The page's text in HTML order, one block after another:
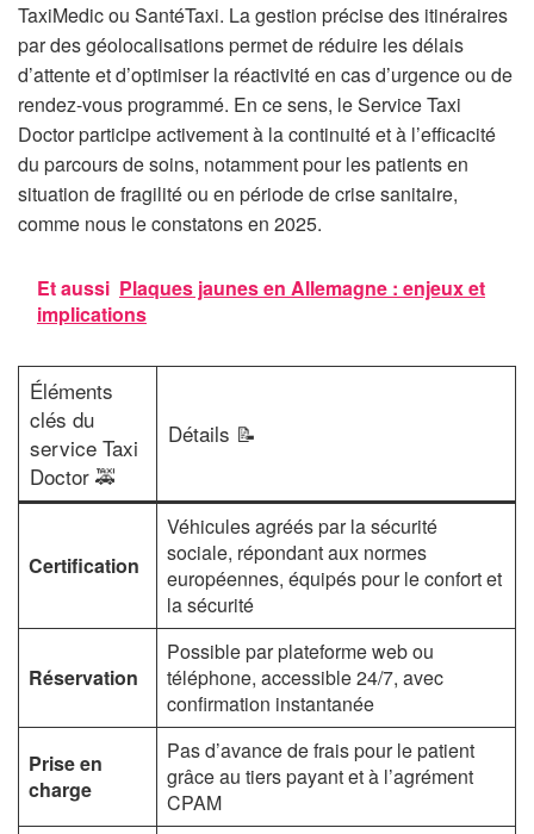
TaxiMedic ou SantéTaxi. La gestion précise des itinéraires
par des géolocalisations permet de réduire les délais
d’attente et d’optimiser la réactivité en cas d’urgence ou de
rendez-vous programmé. En ce sens, le Service Taxi
Doctor participe activement à la continuité et à l’efficacité
du parcours de soins, notamment pour les patients en
situation de fragilité ou en période de crise sanitaire,
comme nous le constatons en 2025.
Et aussi Plaques jaunes en Allemagne : enjeux et
implications
Éléments
clés du
service Taxi
Doctor 🚕
Détails 📝
Certification
Véhicules agréés par la sécurité
sociale, répondant aux normes
européennes, équipés pour le confort et
la sécurité
Réservation
Possible par plateforme web ou
téléphone, accessible 24/7, avec
confirmation instantanée
Prise en
charge
Pas d’avance de frais pour le patient
grâce au tiers payant et à l’agrément
CPAM